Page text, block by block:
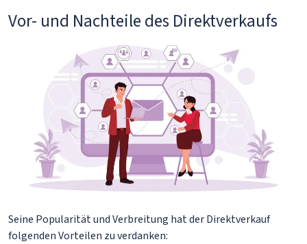
Vor- und Nachteile des Direktverkaufs
Seine Popularität und Verbreitung hat der Direktverkauf
folgenden Vorteilen zu verdanken: